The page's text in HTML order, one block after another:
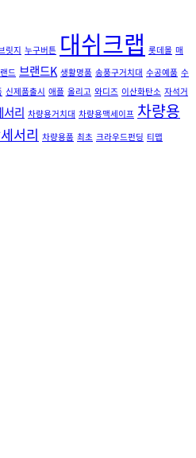
릿지 누구버튼 대쉬크랩 롯데몰 매
드 브랜드K 생활명품 송풍구거치대 수공예품 수
신제품출시 애플 올리고 와디즈 이산화탄소 자석거
서리 차량용거치대 차량용맥세이프 차량용
서리 차량용품 최초 크라우드펀딩 티맵